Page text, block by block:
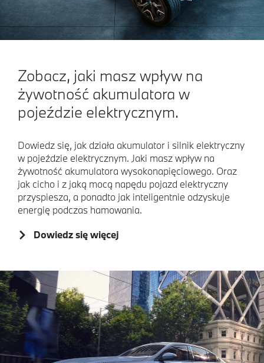
Zobacz, jaki masz wpływ na
żywotność akumulatora w
pojeździe elektrycznym.
Dowiedz się, jak działa akumulator i silnik elektryczny
w pojeździe elektrycznym. Jaki masz wpływ na
żywotność akumulatora wysokonapięciowego. Oraz
jak cicho i z jaką mocą napędu pojazd elektryczny
przyspiesza, a ponadto jak inteligentnie odzyskuje
energię podczas hamowania.
Dowiedz się więcej